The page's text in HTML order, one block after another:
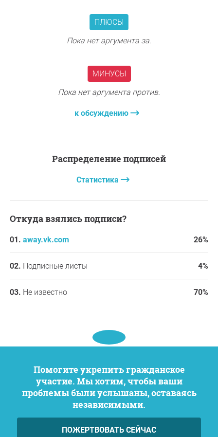
ПЛЮСЫ
Пока нет аргумента за.
МИНУСЫ
Пока нет аргумента против.
к обсуждению
Распределение подписей
Статистика
Откуда взялись подписи?
away.vk.com 26%
Подписные листы 4%
Не известно 70%
Помогите укрепить гражданское
участие. Мы хотим, чтобы ваши
проблемы были услышаны, оставаясь
независимыми.
ПОЖЕРТВОВАТЬ СЕЙЧАС